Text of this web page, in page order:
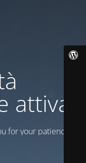
attiva
for your patience!